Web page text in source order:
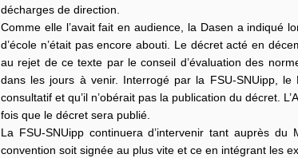
décharges de direction.
Comme elle l’avait fait en audience, la Dasen a indiqué
d’école n’était pas encore abouti. Le décret acté en
au rejet de ce texte par le conseil d’évaluation des
dans les jours à venir. Interrogé par la FSU-SNUipp, le
consultatif et qu’il n’obérait pas la publication du décret.
fois que le décret sera publié.
La FSU-SNUipp continuera d’intervenir tant auprès
convention soit signée au plus vite et ce en intégrant les